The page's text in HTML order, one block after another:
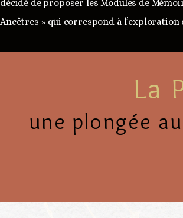
décidé de proposer les Modules de
Ancêtres » qui correspond à
La
une plongée